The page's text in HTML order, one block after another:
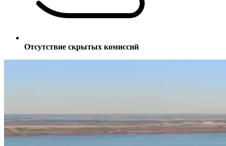
Отсутствие скрытых комиссий